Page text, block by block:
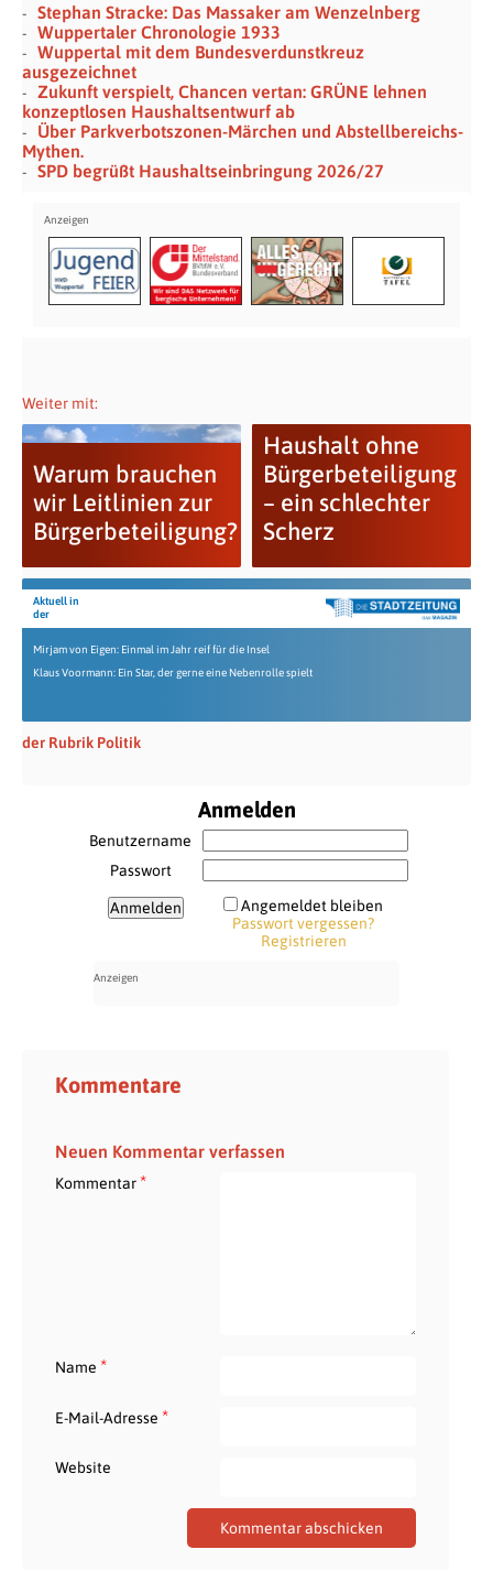
Stephan Stracke: Das Massaker am Wenzelnberg
Wuppertaler Chronologie 1933
Wuppertal mit dem Bundesverdunstkreuz
ausgezeichnet
Zukunft verspielt, Chancen vertan: GRÜNE lehnen
konzeptlosen Haushaltsentwurf ab
Über Parkverbotszonen-Märchen und Abstellbereichs-
Mythen.
SPD begrüßt Haushaltseinbringung 2026/27
Weiter mit:
Warum brauchen
wir Leitlinien zur
Bürgerbeteiligung?
Haushalt ohne
Bürgerbeteiligung
– ein schlechter
Scherz
Aktuell in
der
Mirjam von Eigen: Einmal im Jahr reif für die Insel
Klaus Voormann: Ein Star, der gerne eine Nebenrolle spielt
der Rubrik Politik
Anmelden
Benutzername
Passwort
Angemeldet bleiben
Passwort vergessen?
Registrieren
Kommentare
Neuen Kommentar verfassen
Kommentar*
Name *
E-Mail-Adresse *
Website